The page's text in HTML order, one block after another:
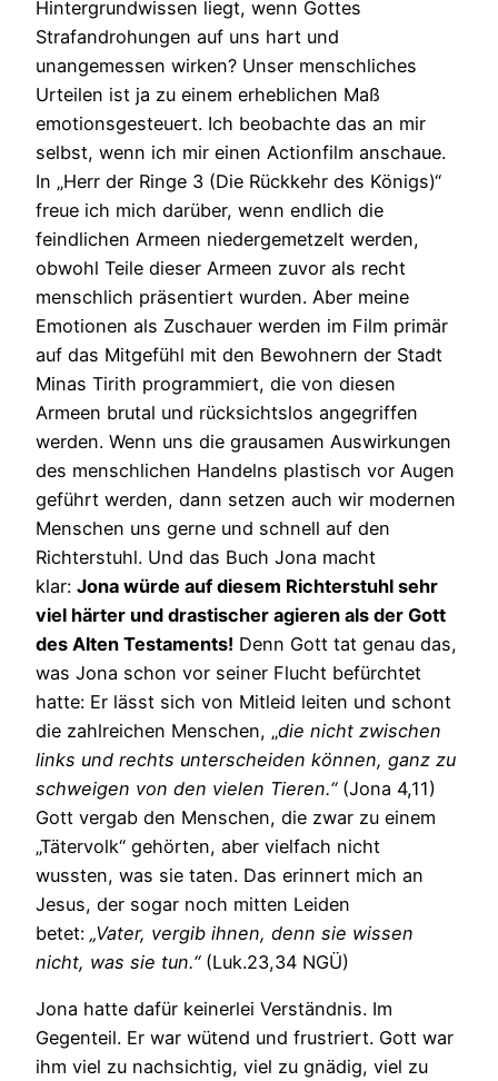
Hintergrundwissen liegt, wenn Gottes
Strafandrohungen auf uns hart und
unangemessen wirken? Unser menschliches
Urteilen ist ja zu einem erheblichen Maß
emotionsgesteuert. Ich beobachte das an mir
selbst, wenn ich mir einen Actionfilm anschaue.
In „Herr der Ringe 3 (Die Rückkehr des Königs)“
freue ich mich darüber, wenn endlich die
feindlichen Armeen niedergemetzelt werden,
obwohl Teile dieser Armeen zuvor als recht
menschlich präsentiert wurden. Aber meine
Emotionen als Zuschauer werden im Film primär
auf das Mitgefühl mit den Bewohnern der Stadt
Minas Tirith programmiert, die von diesen
Armeen brutal und rücksichtslos angegriffen
werden. Wenn uns die grausamen Auswirkungen
des menschlichen Handelns plastisch vor Augen
geführt werden, dann setzen auch wir modernen
Menschen uns gerne und schnell auf den
Richterstuhl. Und das Buch Jona macht
klar: Jona würde auf diesem Richterstuhl sehr
viel härter und drastischer agieren als der Gott
des Alten Testaments! Denn Gott tat genau das,
was Jona schon vor seiner Flucht befürchtet
hatte: Er lässt sich von Mitleid leiten und schont
die zahlreichen Menschen, „die nicht zwischen
links und rechts unterscheiden können, ganz zu
schweigen von den vielen Tieren.“(Jona 4,11)
Gott vergab den Menschen, die zwar zu einem
„Tätervolk“ gehörten, aber vielfach nicht
wussten, was sie taten. Das erinnert mich an
Jesus, der sogar noch mitten Leiden
betet: „Vater, vergib ihnen, denn sie wissen
nicht, was sie tun.“(Luk.23,34 NGÜ)
Jona hatte dafür keinerlei Verständnis. Im
Gegenteil. Er war wütend und frustriert. Gott war
ihm viel zu nachsichtig, viel zu gnädig, viel zu